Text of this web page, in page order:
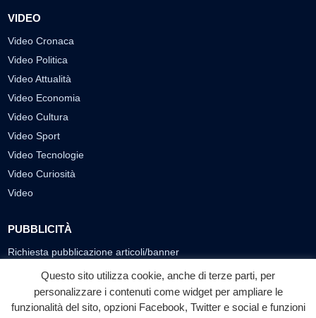
VIDEO
Video Cronaca
Video Politica
Video Attualità
Video Economia
Video Cultura
Video Sport
Video Tecnologie
Video Curiosità
Video
PUBBLICITÀ
Richiesta pubblicazione articoli/banner
SEGUICI SUI SOCIAL
f ◎ ▶
Questo sito utilizza cookie, anche di terze parti, per
personalizzare i contenuti come widget per ampliare le
funzionalità del sito, opzioni Facebook, Twitter e social e funzioni